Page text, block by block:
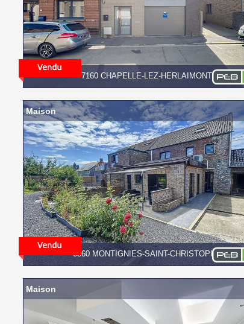
7160 CHAPELLE-LEZ-HERLAIMONT
6560 MONTIGNIES-SAINT-CHRISTOPHE
Maison
Maison